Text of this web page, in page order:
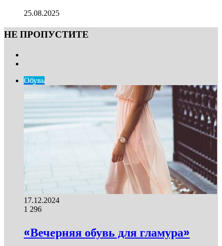
25.08.2025
НЕ ПРОПУСТИТЕ
Обувь
17.12.2024
1 296
«Вечерняя обувь для гламура»